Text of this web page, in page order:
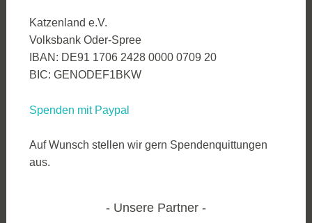
Katzenland e.V.
Volksbank Oder-Spree
IBAN: DE91 1706 2428 0000 0709 20
BIC: GENODEF1BKW
Spenden mit Paypal
Auf Wunsch stellen wir gern Spendenquittungen
aus.
Unsere Partner